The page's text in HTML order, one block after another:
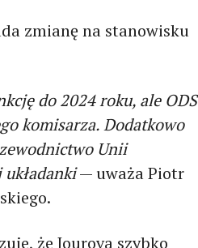
zmianę na stanowisku
do 2024 roku, ale ODS
komisarza. Dodatkowo
Unii
— uważa Piotr
że Jourova szybko